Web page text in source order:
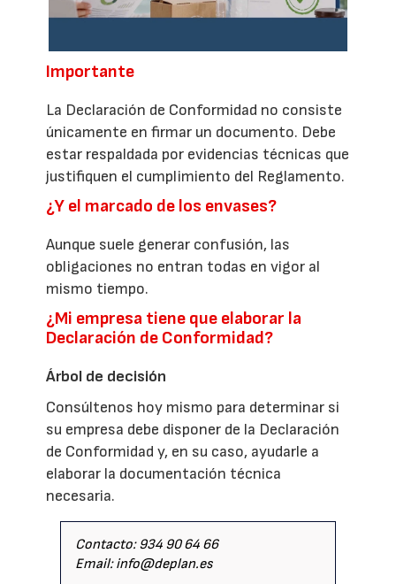
Importante
La Declaración de Conformidad no consiste
únicamente en firmar un documento. Debe
estar respaldada por evidencias técnicas que
justifiquen el cumplimiento del Reglamento.
¿Y el marcado de los envases?
Aunque suele generar confusión, las
obligaciones no entran todas en vigor al
mismo tiempo.
¿Mi empresa tiene que elaborar la
Declaración de Conformidad?
Árbol de decisión
Consúltenos hoy mismo para determinar si
su empresa debe disponer de la Declaración
de Conformidad y, en su caso, ayudarle a
elaborar la documentación técnica
necesaria.
Contacto: 934 90 64 66
Email: info@deplan.es